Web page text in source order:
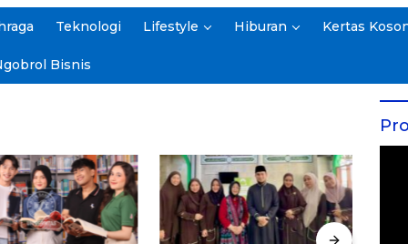
Teknologi Lifestyle Hiburan Kertas
Bisnis